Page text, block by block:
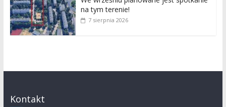
na tym terenie!
7 sierpnia 2026
Kontakt